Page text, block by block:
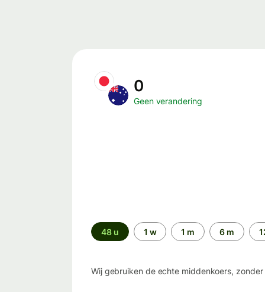
0
Geen verandering
Periode
48 u 1 w 1 m 6 m
Wij gebruiken de echte middenkoers,